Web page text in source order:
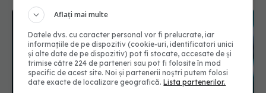
Aflați mai multe
Datele dvs. cu caracter personal vor fi prelucrate, iar
informațiile de pe dispozitiv (cookie-uri, identificatori unici
și alte date de pe dispozitiv) pot fi stocate, accesate de și
trimise către 224 de parteneri sau pot fi folosite în mod
specific de acest site. Noi și partenerii noștri putem folosi
date exacte de localizare geografică.Lista partenerilor.